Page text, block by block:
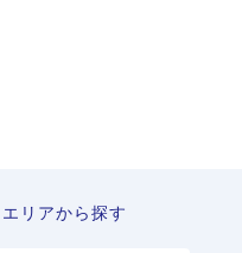
エリアから探す